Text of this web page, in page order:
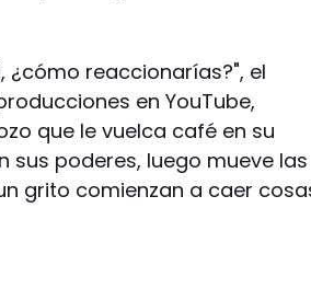
¿cómo reaccionarías?", el
en YouTube,
que le vuelca café en su
sus poderes, luego mueve las
grito comienzan a caer